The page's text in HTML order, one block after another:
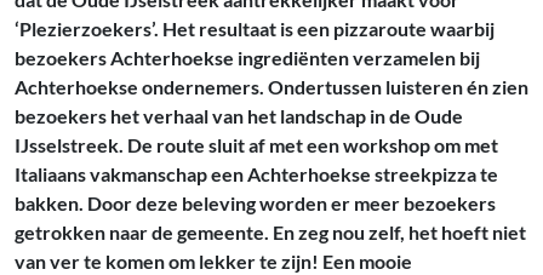
‘Plezierzoekers’. Het resultaat is een pizzaroute waarbij
bezoekers Achterhoekse ingrediënten verzamelen bij
Achterhoekse ondernemers. Ondertussen luisteren én zien
bezoekers het verhaal van het landschap in de Oude
IJsselstreek. De route sluit af met een workshop om met
Italiaans vakmanschap een Achterhoekse streekpizza te
bakken. Door deze beleving worden er meer bezoekers
getrokken naar de gemeente. En zeg nou zelf, het hoeft niet
van ver te komen om lekker te zijn! Een mooie